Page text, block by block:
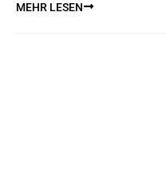
MEHR LESEN